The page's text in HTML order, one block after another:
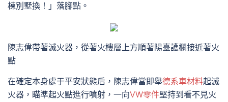
棟別墅換！」落腳點。
陳志偉帶著滅火器，從著火樓層上方順著陽臺護欄接近著火
點
在確定本身處于平安狀態后，陳志偉當即舉德系車材料起滅
火器，瞄準起火點進行噴射，一向VW零件堅持到看不見火